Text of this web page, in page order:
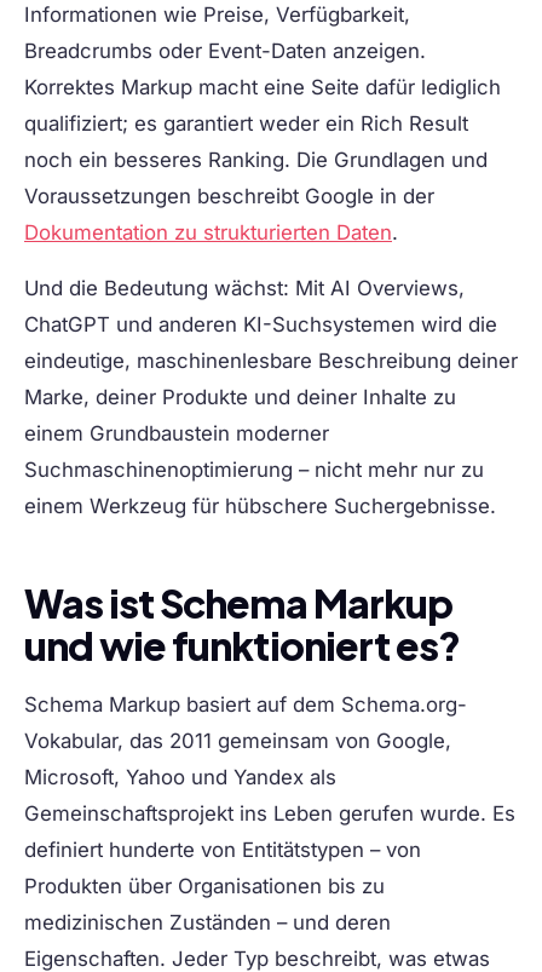
Informationen wie Preise, Verfügbarkeit,
Breadcrumbs oder Event-Daten anzeigen.
Korrektes Markup macht eine Seite dafür lediglich
qualifiziert; es garantiert weder ein Rich Result
noch ein besseres Ranking. Die Grundlagen und
Voraussetzungen beschreibt Google in der
Dokumentation zu strukturierten Daten.
Und die Bedeutung wächst: Mit AI Overviews,
ChatGPT und anderen KI-Suchsystemen wird die
eindeutige, maschinenlesbare Beschreibung deiner
Marke, deiner Produkte und deiner Inhalte zu
einem Grundbaustein moderner
Suchmaschinenoptimierung – nicht mehr nur zu
einem Werkzeug für hübschere Suchergebnisse.
Was ist Schema Markup
und wie funktioniert es?
Schema Markup basiert auf dem Schema.org-
Vokabular, das 2011 gemeinsam von Google,
Microsoft, Yahoo und Yandex als
Gemeinschaftsprojekt ins Leben gerufen wurde. Es
definiert hunderte von Entitätstypen – von
Produkten über Organisationen bis zu
medizinischen Zuständen – und deren
Eigenschaften. Jeder Typ beschreibt, was etwas